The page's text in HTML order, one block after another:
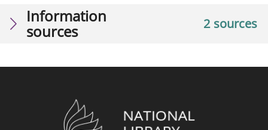
2 sources
Information
sources